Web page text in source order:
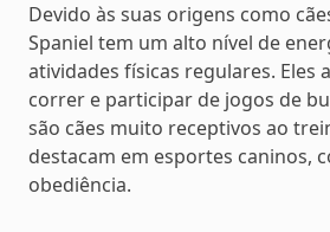
Devido às suas origens como
Spaniel tem um alto nível de
atividades físicas regulares. Eles
correr e participar de jogos de
são cães muito receptivos ao
destacam em esportes caninos,
obediência.